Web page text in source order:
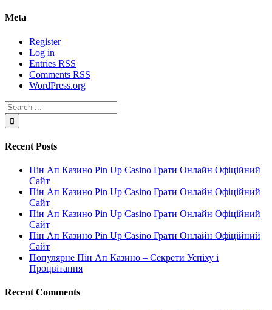
Meta
Register
Log in
Entries RSS
Comments RSS
WordPress.org
Recent Posts
Пін Ап Казино Pin Up Casino Грати Онлайн Офіційний
Сайт
Пін Ап Казино Pin Up Casino Грати Онлайн Офіційний
Сайт
Пін Ап Казино Pin Up Casino Грати Онлайн Офіційний
Сайт
Пін Ап Казино Pin Up Casino Грати Онлайн Офіційний
Сайт
Популярне Пін Ап Казино – Секрети Успіху і
Процвітання
Recent Comments